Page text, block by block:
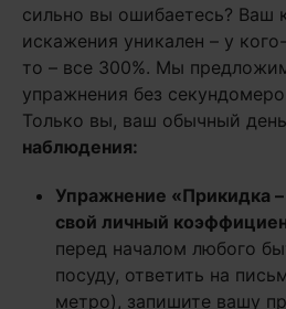
сильно вы ошибаетесь? Ваш
искажения уникален – у
то – все 300%. Мы
упражнения без
Только вы, ваш обычный
наблюдения:
Упражнение «Прикидка
свой личный
перед началом любого
посуду, ответить на
метро), запишите вашу